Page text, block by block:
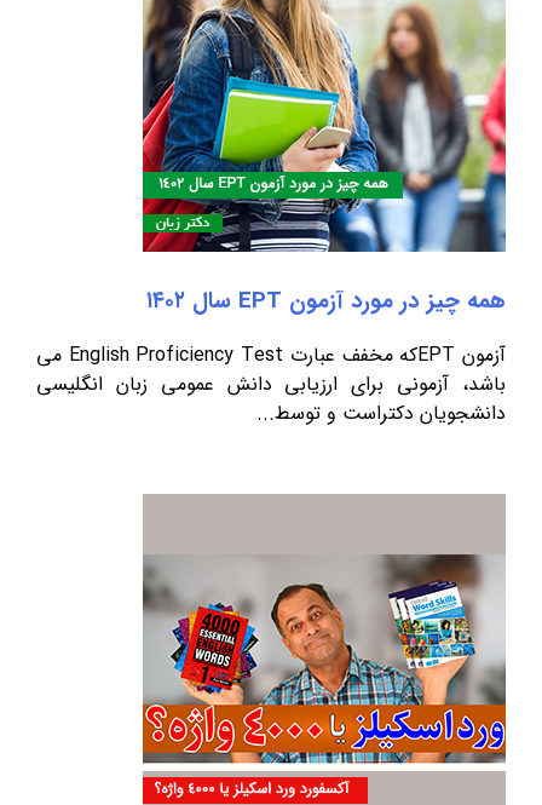
همه چیز در مورد آزمون EPT سال ۱۴۰۲
آزمون EPTکه مخفف عبارت English Proficiency Test می
باشد، آزمونی برای ارزیابی دانش عمومی زبان انگلیسی
دانشجویان دکتراست و توسط...